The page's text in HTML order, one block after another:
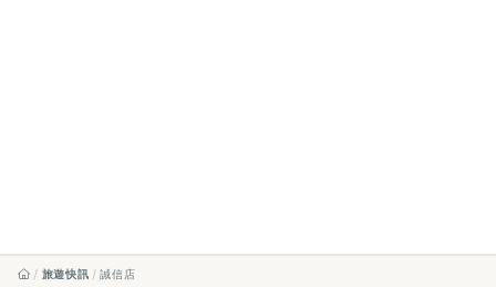
旅遊快訊 誠信店